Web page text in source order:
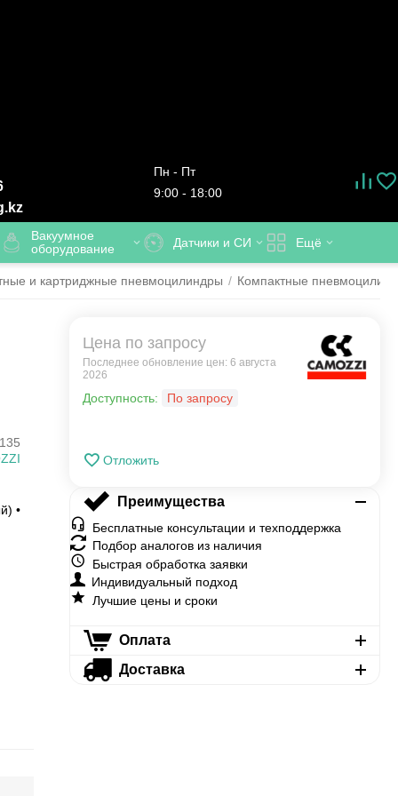
Пн - Пт
9:00 - 18:00
Вакуумное
оборудование
Датчики и СИ Ещё
и картриджные пневмоцилиндры / Компактные
•
Цена по запросу
Последнее обновление цен: 6 августа
2026
Доступность: По запросу
Отложить
Преимущества
Бесплатные консультации и техподдержка
Подбор аналогов из наличия
Быстрая обработка заявки
Индивидуальный подход
Лучшие цены и сроки
Оплата
Доставка